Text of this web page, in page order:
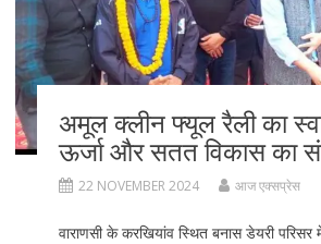
अमूल क्लीन फ्यूल रैली का
ऊर्जा और सतत विकास का
22 NOVEMBER 2024 आज एक्सप्रेस
वाराणसी के करखियांव स्थित बनास डेयरी